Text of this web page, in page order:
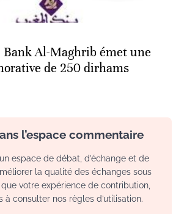
Bank Al-Maghrib émet une
de 250 dirhams
l’espace commentaire
espace de débat, d’échange et de
la qualité des échanges sous
votre expérience de contribution,
à consulter nos règles d’utilisation.